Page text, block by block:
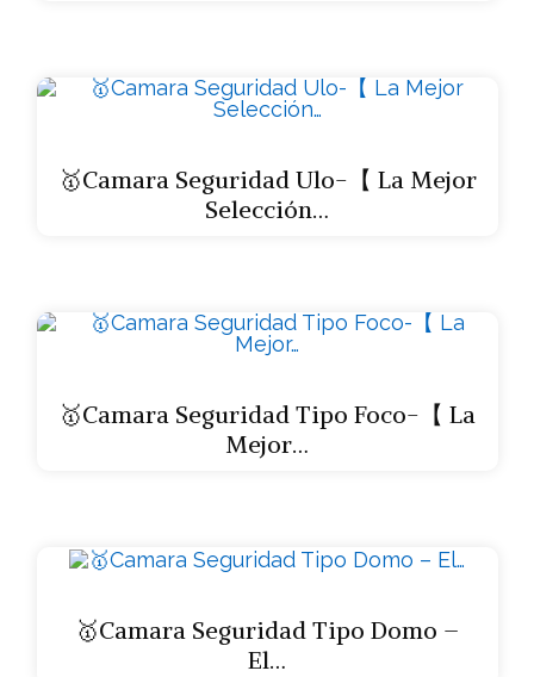
🥇Camara Seguridad Ulo-【 La Mejor
Selección…
🥇Camara Seguridad Tipo Foco-【 La
Mejor…
🥇Camara Seguridad Tipo Domo –
El…